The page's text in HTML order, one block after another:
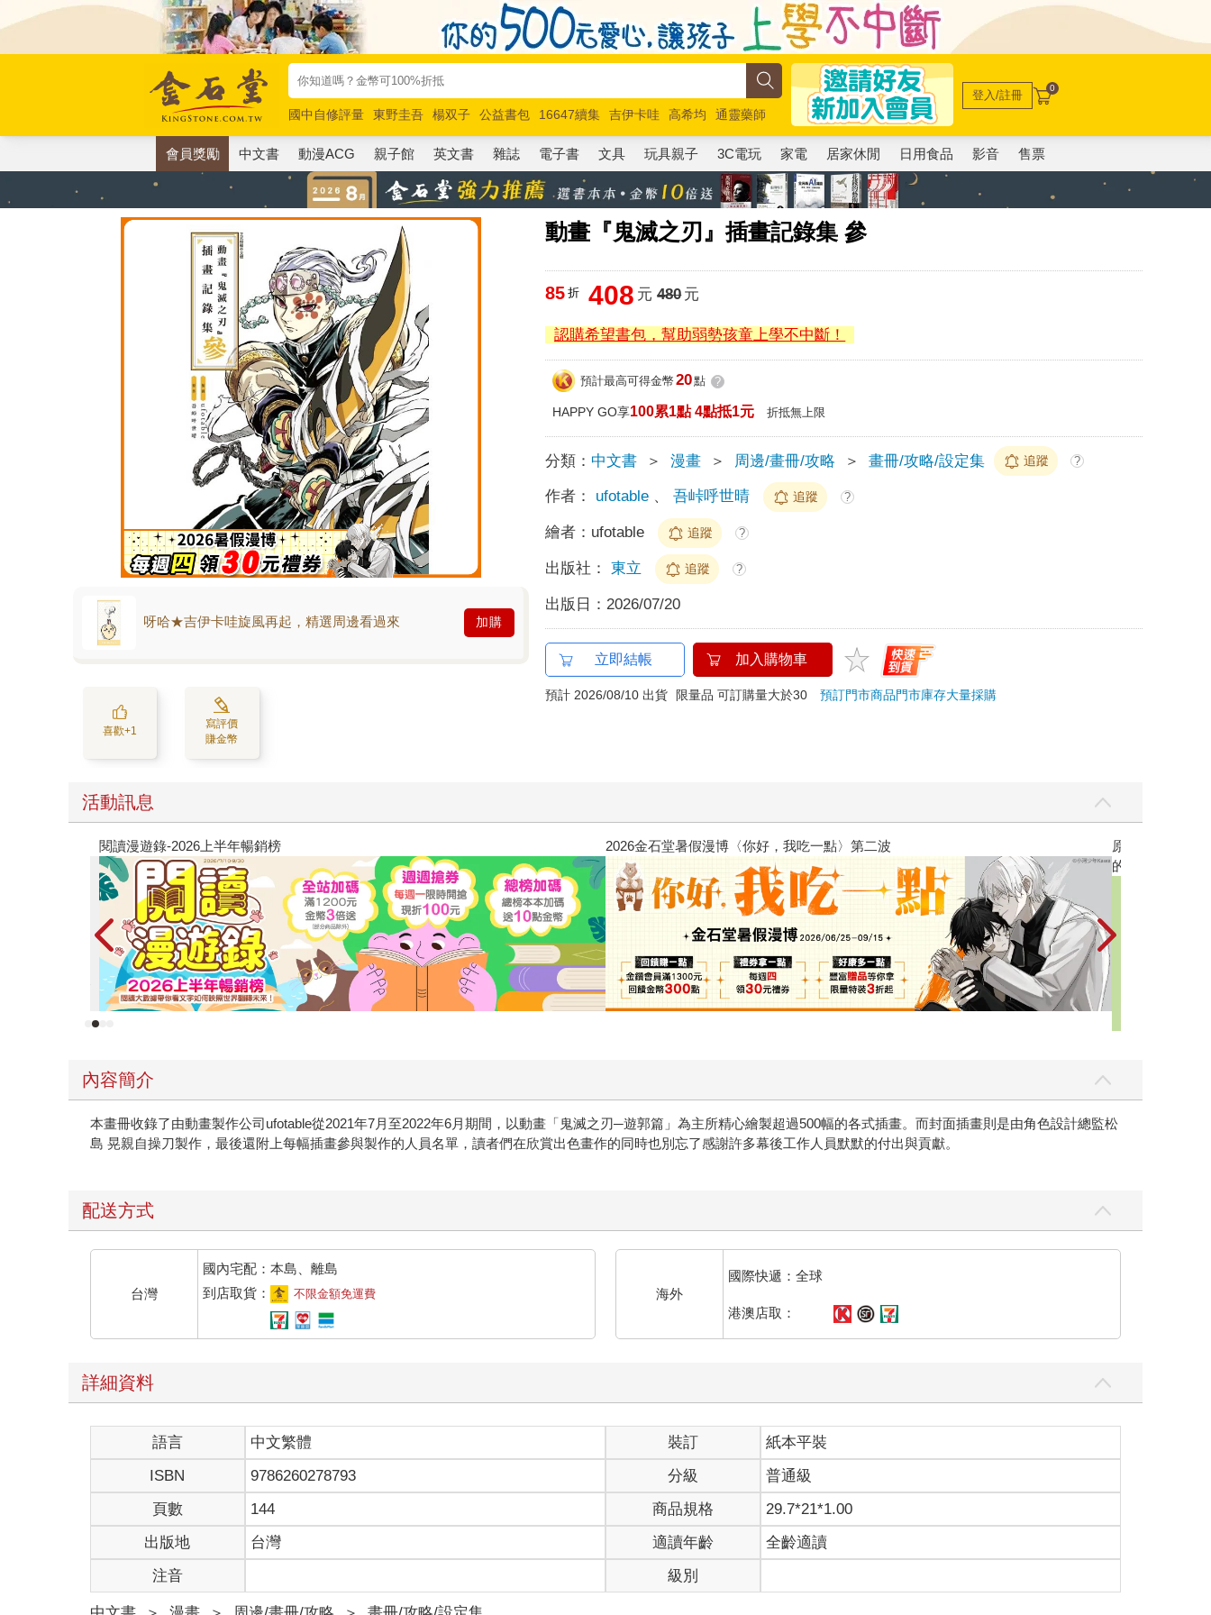
國中自修評量 東野圭吾 楊双子 公益書包 16647續集 吉伊卡哇 高希均
通靈藥師
唯紅花綻放
奧德賽 路邊攤新作 馬斯克 玩具總動員5 超慢跑
登入/註冊 0
會員獎勵 中文書 動漫ACG 親子館 英文書 雜誌 電子書 文具 玩具親子 3C電玩 家電 居家休閒 日用食品 影音 售票
動畫『鬼滅之刃』插畫記錄集 參
呀哈★吉伊卡哇旋風再起，精選周邊看過來 加購
喜歡+1
寫評價
賺金幣
85 折 408 元 480元
認購希望書包，幫助弱勢孩童上學不中斷！
預計最高可得金幣 20點 ?
HAPPY GO享100累1點 4點抵1元 折抵無上限
分類： 中文書 ＞ 漫畫 ＞ 周邊/畫冊/攻略 ＞ 畫冊/攻略/設定集 追蹤 ?
作者： ufotable 、吾峠呼世晴 追蹤 ?
繪者： ufotable 追蹤 ?
出版社： 東立 追蹤 ?
出版日： 2026/07/20
立即結帳 加入購物車
預計 2026/08/10 出貨 限量品 可訂購量大於30預訂門市商品門市庫存大量採購
活動訊息
原本只是跟全校第一美少女商量彼此摯友的戀愛煩惱，不知不覺間她竟成為我最親近
的存在（１）
攻殼機動隊 (1995) 4K數位修復版 黃色書刊回來
內容簡介
本畫冊收錄了由動畫製作公司ufotable從2021年7月至2022年6月期間，以動畫「鬼滅之刃─遊郭篇」為主所精心繪製超過500幅的各式插畫。而封面插畫則是由角色設計總監松
島 晃親自操刀製作，最後還附上每幅插畫參與製作的人員名單，讀者們在欣賞出色畫作的同時也別忘了感謝許多幕後工作人員默默的付出與貢獻。
配送方式
台灣
國內宅配：本島、離島
到店取貨：
不限金額免運費 海外
國際快遞：全球
港澳店取：
詳細資料
語言 中文繁體 裝訂
紙本平裝
ISBN
9786260278793 分級
普通級
頁數
144 商品規格
29.7*21*1.00
出版地
台灣 適讀年齡
全齡適讀
注音
級別